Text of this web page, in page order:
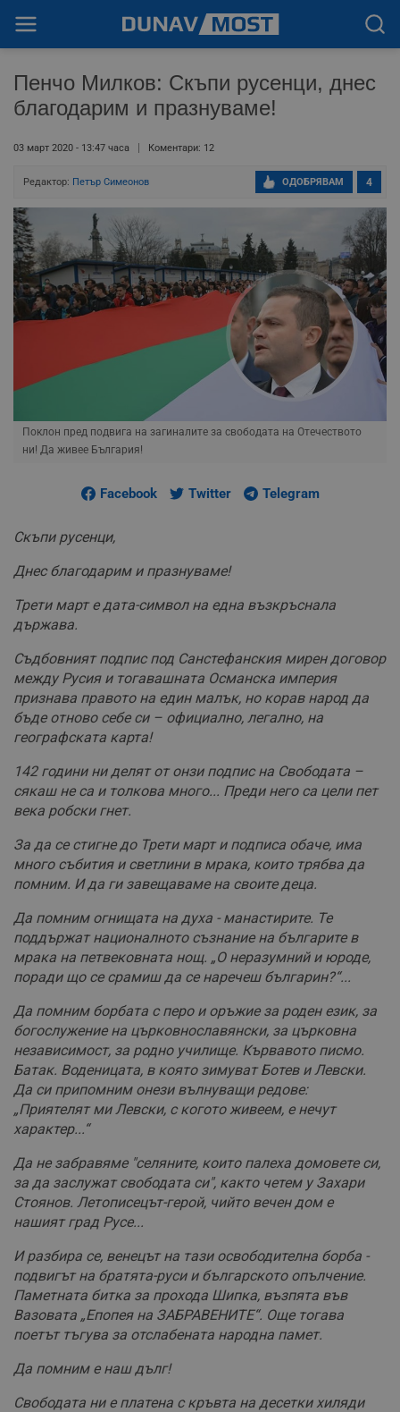
Пенчо Милков: Скъпи русенци, днес
благодарим и празнуваме!
03 март 2020 - 13:47 часа Коментари: 12
Редактор: Петър Симеонов 4
ОДОБРЯВАМ
Поклон пред подвига на загиналите за свободата на Отечеството
ни! Да живее България!
Facebook Twitter Telegram
Скъпи русенци,
Днес благодарим и празнуваме!
Трети март е дата-символ на една възкръснала
държава.
Съдбовният подпис под Санстефанския мирен договор
между Русия и тогавашната Османска империя
признава правото на един малък, но корав народ да
бъде отново себе си – официално, легално, на
географската карта!
142 години ни делят от онзи подпис на Свободата –
сякаш не са и толкова много... Преди него са цели пет
века робски гнет.
За да се стигне до Трети март и подписа обаче, има
много събития и светлини в мрака, които трябва да
помним. И да ги завещаваме на своите деца.
Да помним огнищата на духа - манастирите. Те
поддържат националното съзнание на българите в
мрака на петвековната нощ. „О неразумний и юроде,
поради що се срамиш да се наречеш българин?“...
Да помним борбата с перо и оръжие за роден език, за
богослужение на църковнославянски, за църковна
независимост, за родно училище. Кървавото писмо.
Батак. Воденицата, в която зимуват Ботев и Левски.
Да си припомним онези вълнуващи редове:
„Приятелят ми Левски, с когото живеем, е нечут
характер...“
Да не забравяме "селяните, които палеха домовете си,
за да заслужат свободата си", както четем у Захари
Стоянов. Летописецът-герой, чийто вечен дом е
нашият град Русе...
И разбира се, венецът на тази освободителна борба -
подвигът на братята-руси и българското опълчение.
Паметната битка за прохода Шипка, възпята във
Вазовата „Епопея на ЗАБРАВЕНИТЕ“. Още тогава
поетът тъгува за отслабената народна памет.
Да помним е наш дълг!
Свободата ни е платена с кръвта на десетки хиляди